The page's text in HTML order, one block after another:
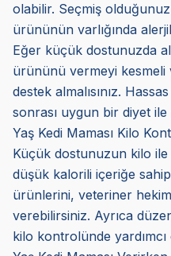
olabilir. Seçmiş
ürününün varlığında
Eğer küçük dostunuzda
ürününü vermeyi kesmeli
destek almalısınız.
sonrası uygun bir diyet
Yaş Kedi Maması Kilo
Küçük dostunuzun kilo
düşük kalorili içeriğe
ürünlerini, veteriner
verebilirsiniz. Ayrıca
kilo kontrolünde yardımcı